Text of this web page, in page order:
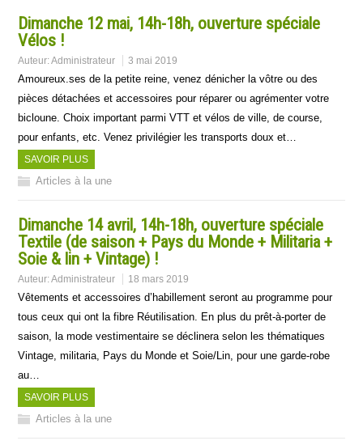
Dimanche 12 mai, 14h-18h, ouverture spéciale
Vélos !
Auteur:Administrateur 3 mai 2019
Amoureux.ses de la petite reine, venez dénicher la vôtre ou des
pièces détachées et accessoires pour réparer ou agrémenter votre
bicloune. Choix important parmi VTT et vélos de ville, de course,
pour enfants, etc. Venez privilégier les transports doux et…
SAVOIR PLUS
Articles à la une
Dimanche 14 avril, 14h-18h, ouverture spéciale
Textile (de saison + Pays du Monde + Militaria +
Soie & lin + Vintage) !
Auteur:Administrateur 18 mars 2019
Vêtements et accessoires d’habillement seront au programme pour
tous ceux qui ont la fibre Réutilisation. En plus du prêt-à-porter de
saison, la mode vestimentaire se déclinera selon les thématiques
Vintage, militaria, Pays du Monde et Soie/Lin, pour une garde-robe
au…
SAVOIR PLUS
Articles à la une